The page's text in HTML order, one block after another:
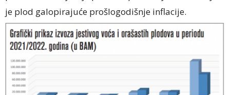
je plod galopirajuće prošlogodišnje inflacije.